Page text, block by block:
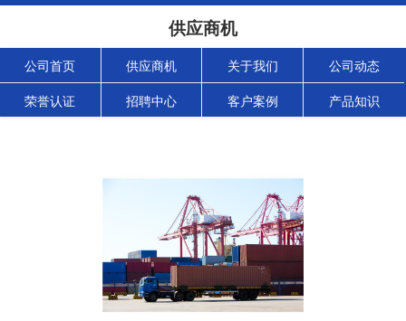
供应商机
公司首页 供应商机 关于我们 公司动态
荣誉认证 招聘中心 客户案例 产品知识